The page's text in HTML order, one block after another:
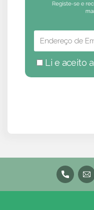
Li e aceito a